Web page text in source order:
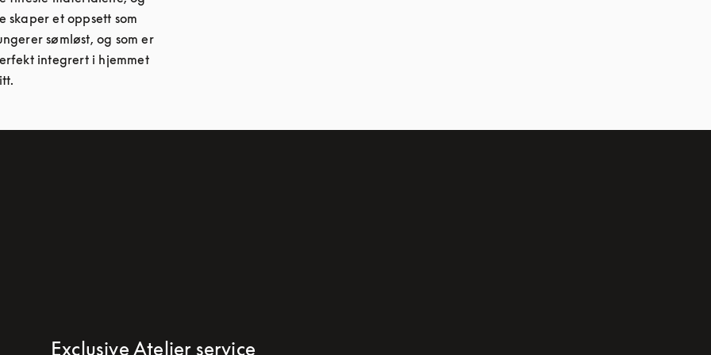
skaper et oppsett som
sømløst, og som er
integrert i hjemmet
Exclusive Atelier service